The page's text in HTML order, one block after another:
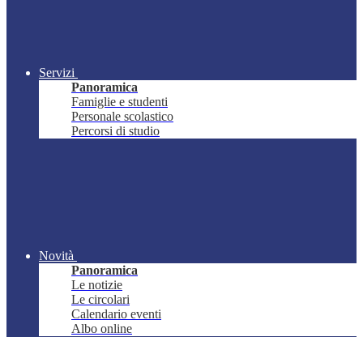
Servizi
Panoramica
Famiglie e studenti
Personale scolastico
Percorsi di studio
Novità
Panoramica
Le notizie
Le circolari
Calendario eventi
Albo online